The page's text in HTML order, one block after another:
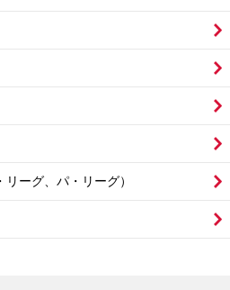
ーグ、パ・リーグ）